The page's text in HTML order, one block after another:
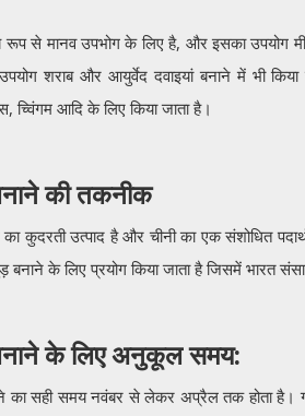
से मानव उपभोग के लिए है, और इसका उपयोग
शराब और आयुर्वेद दवाइयां बनाने में भी
च्विंगम आदि के लिए किया जाता है।
की तकनीक
कुदरती उत्पाद है और चीनी का एक संशोधित
बनाने के लिए प्रयोग किया जाता है जिसमें भारत
के लिए अनुकूल समय:
का सही समय नवंबर से लेकर अप्रैल तक होता है।